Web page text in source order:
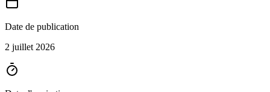
Date de publication
2 juillet 2026